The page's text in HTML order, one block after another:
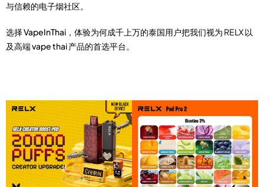
与信赖的电子烟社区。
选择VapeInThai ，体验为何成千上万的泰国用户把我们视为 RELX 以
及高端vape thai产品的首选平台。